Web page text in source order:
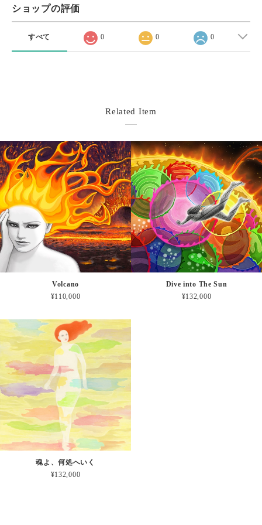
ショップの評価
すべて 0 0 0
Related Item
Volcano
¥110,000
Dive into The Sun
¥132,000
魂よ、何処へいく
¥132,000